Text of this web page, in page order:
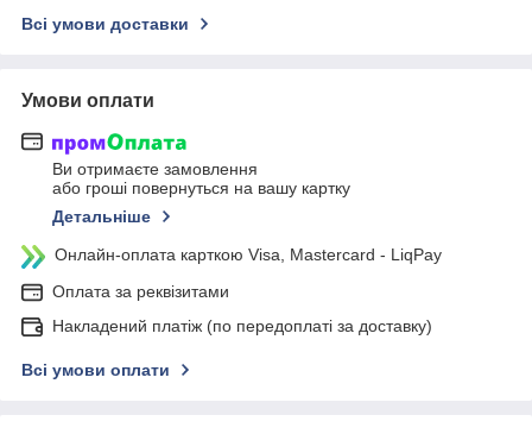
Всі умови доставки
Умови оплати
Ви отримаєте замовлення
або гроші повернуться на вашу картку
Детальніше
Онлайн-оплата карткою Visa, Mastercard - LiqPay
Оплата за реквізитами
Накладений платіж (по передоплаті за доставку)
Всі умови оплати